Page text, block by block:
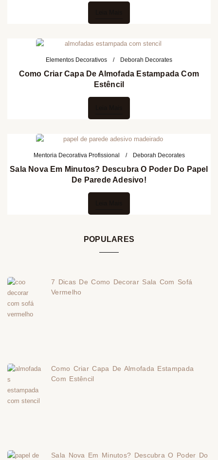
Elementos Decorativos Deborah Decorates
Como Criar Capa De Almofada Estampada Com
Estêncil
Mentoria Decorativa Profissional Deborah Decorates
Sala Nova Em Minutos? Descubra O Poder Do Papel
De Parede Adesivo!
POPULARES
7 Dicas De Como Decorar Sala Com Sofá
Vermelho
Como Criar Capa De Almofada Estampada
Com Estêncil
Sala Nova Em Minutos? Descubra O Poder Do